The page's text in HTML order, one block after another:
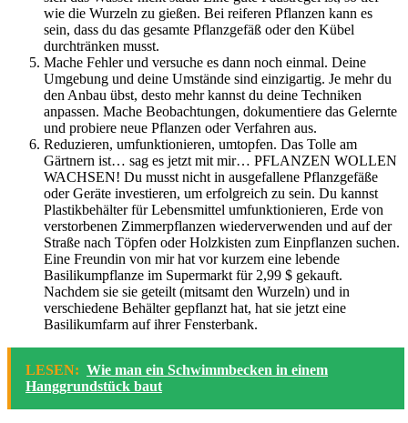
wie die Wurzeln zu gießen. Bei reiferen Pflanzen kann es
sein, dass du das gesamte Pflanzgefäß oder den Kübel
durchtränken musst.
Mache Fehler und versuche es dann noch einmal. Deine
Umgebung und deine Umstände sind einzigartig. Je mehr du
den Anbau übst, desto mehr kannst du deine Techniken
anpassen. Mache Beobachtungen, dokumentiere das Gelernte
und probiere neue Pflanzen oder Verfahren aus.
Reduzieren, umfunktionieren, umtopfen. Das Tolle am
Gärtnern ist… sag es jetzt mit mir… PFLANZEN WOLLEN
WACHSEN! Du musst nicht in ausgefallene Pflanzgefäße
oder Geräte investieren, um erfolgreich zu sein. Du kannst
Plastikbehälter für Lebensmittel umfunktionieren, Erde von
verstorbenen Zimmerpflanzen wiederverwenden und auf der
Straße nach Töpfen oder Holzkisten zum Einpflanzen suchen.
Eine Freundin von mir hat vor kurzem eine lebende
Basilikumpflanze im Supermarkt für 2,99 $ gekauft.
Nachdem sie sie geteilt (mitsamt den Wurzeln) und in
verschiedene Behälter gepflanzt hat, hat sie jetzt eine
Basilikumfarm auf ihrer Fensterbank.
LESEN: Wie man ein Schwimmbecken in einem
Hanggrundstück baut